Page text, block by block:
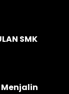
SMK
Menjalin